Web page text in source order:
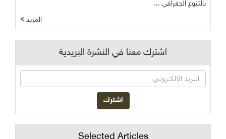
بالتنوع الجغرافي ...
المزيد
اشترك معنا في النشرة البريدية
Selected Articles